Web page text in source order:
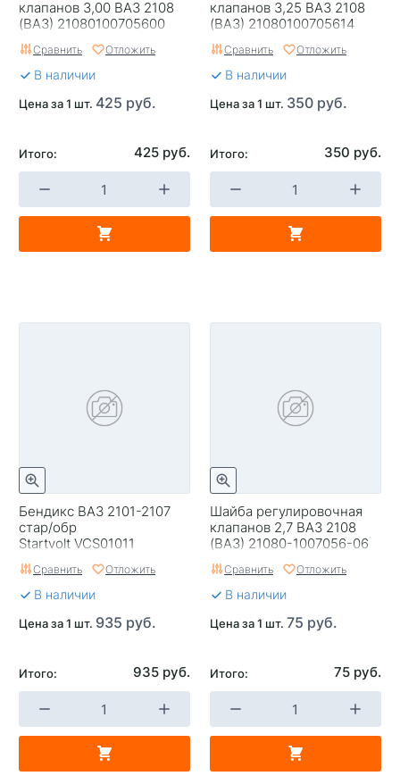
клапанов 3,00 ВАЗ 2108
(ВАЗ) 21080100705600
Сравнить Отложить
В наличии
Цена за 1 шт. 425 руб.
Итого: 425 руб.
клапанов 3,25 ВАЗ 2108
(ВАЗ) 21080100705614
Сравнить Отложить
В наличии
Цена за 1 шт. 350 руб.
Итого: 350 руб.
Бендикс ВАЗ 2101-2107
стар/обр
Startvolt VCS01011
Сравнить Отложить
В наличии
Цена за 1 шт. 935 руб.
Итого: 935 руб.
Шайба регулировочная
клапанов 2,7 ВАЗ 2108
(ВАЗ) 21080-1007056-06
Сравнить Отложить
В наличии
Цена за 1 шт. 75 руб.
Итого: 75 руб.